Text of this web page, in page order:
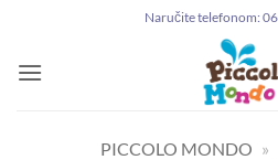
sadržaj
Naručite telefonom:
PICCOLO MONDO »